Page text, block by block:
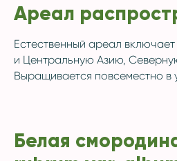
Ареал
Естественный ареал
и Центральную Азию,
Выращивается повсеместно в
Белая